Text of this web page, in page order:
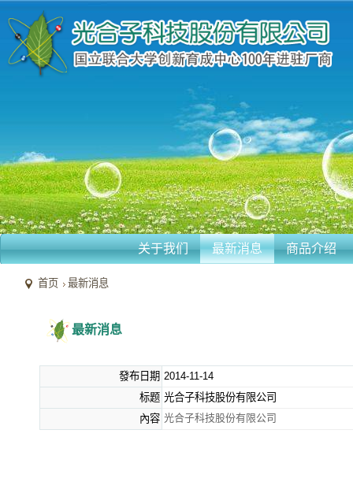
关于我们 最新消息 商品介绍
首页 最新消息
最新消息
發布日期 2014-11-14
标题 光合子科技股份有限公司
內容 光合子科技股份有限公司